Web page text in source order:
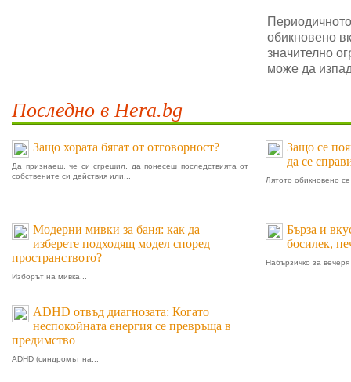
обикновено
значително
може да
Последно в Hera.bg
Защо хората бягат от отговорност?
Да признаеш, че си сгрешил, да понесеш последствията от
собствените си действия или...
Защо се
да се
Лятото обикновено
Модерни мивки за баня: как да
изберете подходящ модел според
пространството?
Изборът на мивка...
Бърза и
босилек,
Набързичко за
ADHD отвъд диагнозата: Когато
неспокойната енергия се превръща в
предимство
ADHD (синдромът на...